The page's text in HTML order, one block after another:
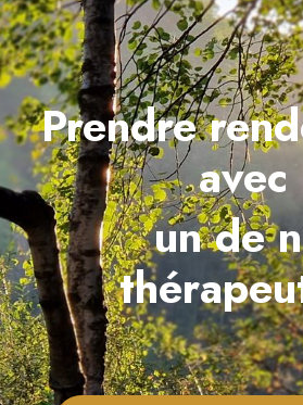
Prendre
avec
un de